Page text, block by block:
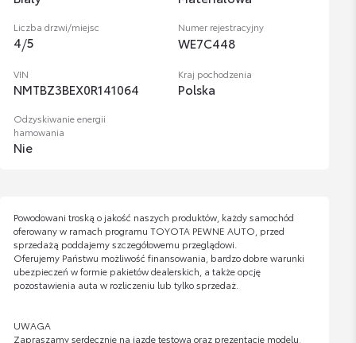
Liczba drzwi/miejsc
4/5
Numer rejestracyjny
WE7C448
VIN
NMTBZ3BEX0R141064
Kraj pochodzenia
Polska
Odzyskiwanie energii
hamowania
Nie
Powodowani troską o jakość naszych produktów, każdy samochód
oferowany w ramach programu TOYOTA PEWNE AUTO, przed
sprzedażą poddajemy szczegółowemu przeglądowi.
Oferujemy Państwu możliwość finansowania, bardzo dobre warunki
ubezpieczeń w formie pakietów dealerskich, a także opcję
pozostawienia auta w rozliczeniu lub tylko sprzedaż.
UWAGA
Zapraszamy serdecznie na jazdę testową oraz prezentację modelu,